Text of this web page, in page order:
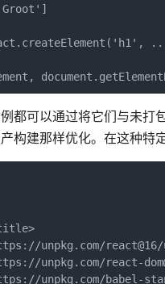
都可以通过将它们与未
构建那样优化。在这种
unpkg.com/
unpkg.com/react-
unpkg.com/babel-